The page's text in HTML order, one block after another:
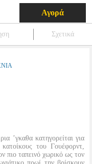
Αγορά
Σχετικά
’γκαθα κατηγορείται για
του Γουέφορντ,
πιο ταπεινό χωρικό ως τον